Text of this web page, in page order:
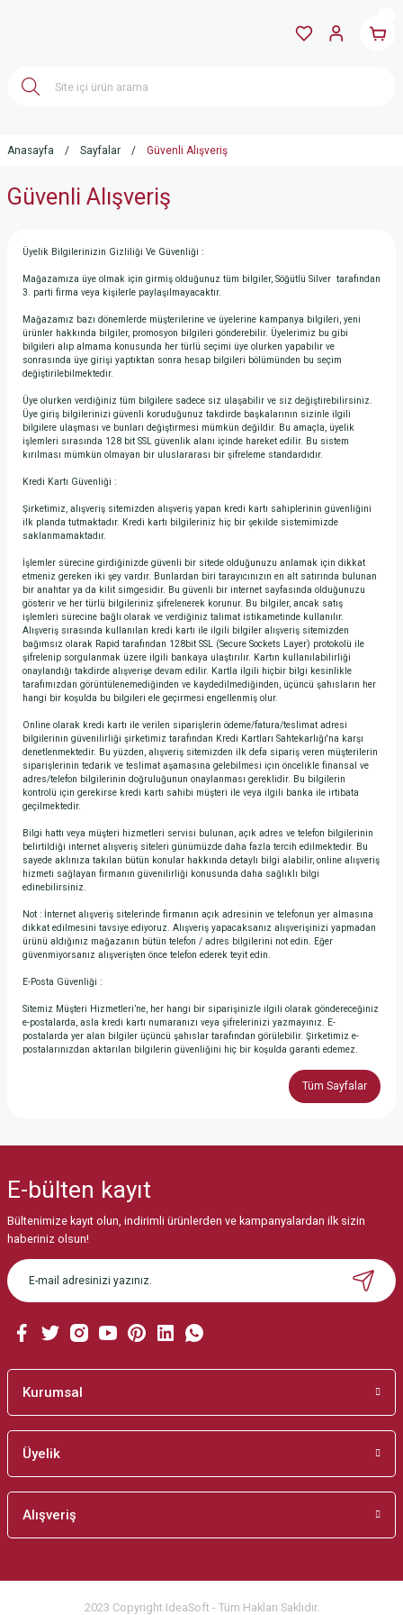
Anasayfa Sayfalar Güvenli Alışveriş
Güvenli Alışveriş
Üyelik Bilgilerinizin Gizliliği Ve Güvenliği :
Mağazamıza üye olmak için girmiş olduğunuz tüm bilgiler, Söğütlü Silver tarafından
3. parti firma veya kişilerle paylaşılmayacaktır.
Mağazamız bazı dönemlerde müşterilerine ve üyelerine kampanya bilgileri, yeni
ürünler hakkında bilgiler, promosyon bilgileri gönderebilir. Üyelerimiz bu gibi
bilgileri alıp almama konusunda her türlü seçimi üye olurken yapabilir ve
sonrasında üye girişi yaptıktan sonra hesap bilgileri bölümünden bu seçim
değiştirilebilmektedir.
Üye olurken verdiğiniz tüm bilgilere sadece siz ulaşabilir ve siz değiştirebilirsiniz.
Üye giriş bilgilerinizi güvenli koruduğunuz takdirde başkalarının sizinle ilgili
bilgilere ulaşması ve bunları değiştirmesi mümkün değildir. Bu amaçla, üyelik
işlemleri sırasında 128 bit SSL güvenlik alanı içinde hareket edilir. Bu sistem
kırılması mümkün olmayan bir uluslararası bir şifreleme standardıdır.
Kredi Kartı Güvenliği :
Şirketimiz, alışveriş sitemizden alışveriş yapan kredi kartı sahiplerinin güvenliğini
ilk planda tutmaktadır. Kredi kartı bilgileriniz hiç bir şekilde sistemimizde
saklanmamaktadır.
İşlemler sürecine girdiğinizde güvenli bir sitede olduğunuzu anlamak için dikkat
etmeniz gereken iki şey vardır. Bunlardan biri tarayıcınızın en alt satırında bulunan
bir anahtar ya da kilit simgesidir. Bu güvenli bir internet sayfasında olduğunuzu
gösterir ve her türlü bilgileriniz şifrelenerek korunur. Bu bilgiler, ancak satış
işlemleri sürecine bağlı olarak ve verdiğiniz talimat istikametinde kullanılır.
Alışveriş sırasında kullanılan kredi kartı ile ilgili bilgiler alışveriş sitemizden
bağımsız olarak Rapid tarafından 128bit SSL (Secure Sockets Layer) protokolü ile
şifrelenip sorgulanmak üzere ilgili bankaya ulaştırılır. Kartın kullanılabilirliği
onaylandığı takdirde alışverişe devam edilir. Kartla ilgili hiçbir bilgi kesinlikle
tarafımızdan görüntülenemediğinden ve kaydedilmediğinden, üçüncü şahısların her
hangi bir koşulda bu bilgileri ele geçirmesi engellenmiş olur.
Online olarak kredi kartı ile verilen siparişlerin ödeme/fatura/teslimat adresi
bilgilerinin güvenilirliği şirketimiz tarafından Kredi Kartları Sahtekarlığı'na karşı
denetlenmektedir. Bu yüzden, alışveriş sitemizden ilk defa sipariş veren müşterilerin
siparişlerinin tedarik ve teslimat aşamasına gelebilmesi için öncelikle finansal ve
adres/telefon bilgilerinin doğruluğunun onaylanması gereklidir. Bu bilgilerin
kontrolü için gerekirse kredi kartı sahibi müşteri ile veya ilgili banka ile irtibata
geçilmektedir.
Bilgi hattı veya müşteri hizmetleri servisi bulunan, açık adres ve telefon bilgilerinin
belirtildiği internet alışveriş siteleri günümüzde daha fazla tercih edilmektedir. Bu
sayede aklınıza takılan bütün konular hakkında detaylı bilgi alabilir, online alışveriş
hizmeti sağlayan firmanın güvenilirliği konusunda daha sağlıklı bilgi
edinebilirsiniz.
Not : İnternet alışveriş sitelerinde firmanın açık adresinin ve telefonun yer almasına
dikkat edilmesini tavsiye ediyoruz. Alışveriş yapacaksanız alışverişinizi yapmadan
ürünü aldığınız mağazanın bütün telefon / adres bilgilerini not edin. Eğer
güvenmiyorsanız alışverişten önce telefon ederek teyit edin.
E-Posta Güvenliği :
Sitemiz Müşteri Hizmetleri’ne, her hangi bir siparişinizle ilgili olarak göndereceğiniz
e-postalarda, asla kredi kartı numaranızı veya şifrelerinizi yazmayınız. E-
postalarda yer alan bilgiler üçüncü şahıslar tarafından görülebilir. Şirketimiz e-
postalarınızdan aktarılan bilgilerin güvenliğini hiç bir koşulda garanti edemez.
Tüm Sayfalar
E-bülten kayıt
Bültenimize kayıt olun, indirimli ürünlerden ve kampanyalardan ilk sizin
haberiniz olsun!
Kurumsal
Üyelik
Alışveriş
2023 Copyright IdeaSoft - Tüm Hakları Saklıdır.